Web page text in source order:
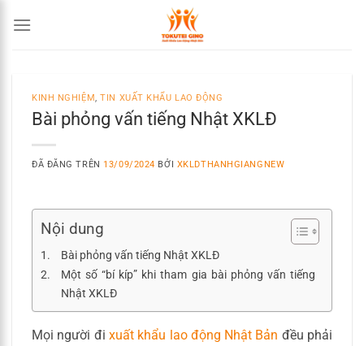
đến
KINH NGHIỆM,TIN XUẤT KHẨU LAO ĐỘNG
Bài phỏng vấn tiếng Nhật XKLĐ
ĐÃ ĐĂNG TRÊN 13/09/2024 BỞI XKLDTHANHGIANGNEW
Nội dung
Bài phỏng vấn tiếng Nhật XKLĐ
Một số “bí kíp” khi tham gia bài phỏng vấn tiếng
Nhật XKLĐ
Mọi người đi xuất khẩu lao động Nhật Bản đều phải